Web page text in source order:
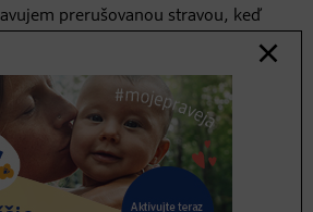
prerušovanou stravou, keď
že také niečo existuje. Moje telo si
ten typ, že som nemohla
bola malá. Pamätám si, že keď
– siedmačka a mama ma nútila ráno
v škole vždy zle. Takže
odbremenila. Na gymnáziu som
desiatu, to bolo cez veľkú